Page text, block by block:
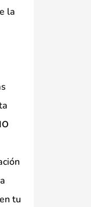
la
tu